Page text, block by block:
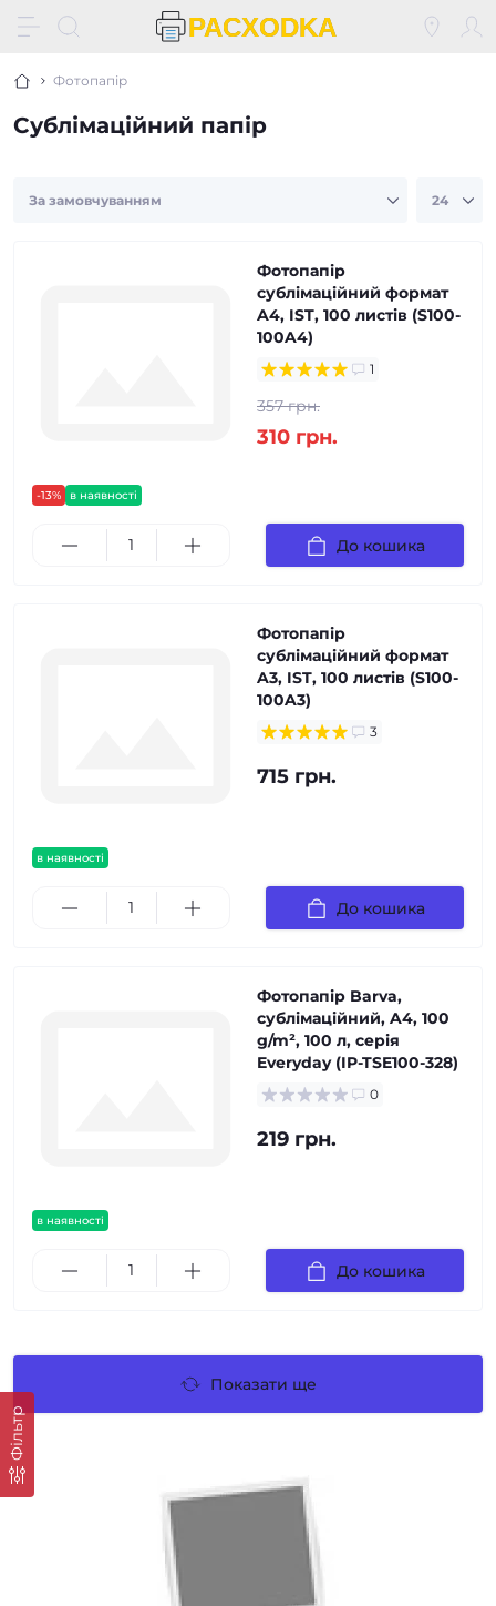
Фотопапір
Сублімаційний папір
Фільтр
-13% в наявності
Фотопапір
сублімаційний формат
A4, IST, 100 листів (S100-
100A4)
1
357 грн.
310 грн.
До кошика
в наявності
Фотопапір
сублімаційний формат
A3, IST, 100 листів (S100-
100A3)
3
715 грн.
До кошика
в наявності
Фотопапір Barva,
сублімаційний, A4, 100
g/m², 100 л, серія
Everyday (IP-TSE100-328)
0
219 грн.
До кошика
Показати ще